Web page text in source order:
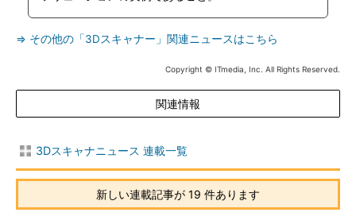
⇒ その他の「3Dスキャナー」関連ニュースはこちら
Copyright © ITmedia, Inc. All Rights Reserved.
関連情報
3Dスキャナニュース 連載一覧
新しい連載記事が 19 件あります